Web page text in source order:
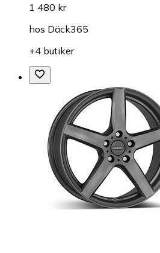
1 480 kr
hos Däck365
+4 butiker